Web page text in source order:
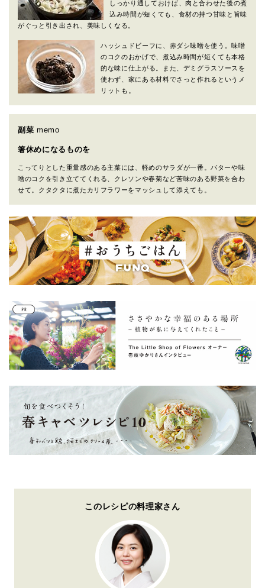
しっかり通しておけば、肉と合わせた後の煮
込み時間が短くても、食材の持つ甘味と旨味
がぐっと引き出され、美味しくなる。
ハッシュドビーフに、赤ダシ味噌を使う。味噌
のコクのおかげで、煮込み時間が短くても本格
的な味に仕上がる。また、デミグラスソースを
使わず、家にある材料でさっと作れるというメ
リットも。
副菜 memo
箸休めになるものを
こってりとした重量感のある主菜には、軽めのサラダが一番。バターや味
噌のコクを引き立ててくれる、クレソンや春菊など苦味のある野菜を合わ
せて。クタクタに煮たカリフラワーをマッシュして添えても。
このレシピの料理家さん